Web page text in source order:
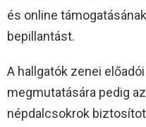
és online
bepillantást.
A hallgatók zenei
megmutatására pedig
népdalcsokrok